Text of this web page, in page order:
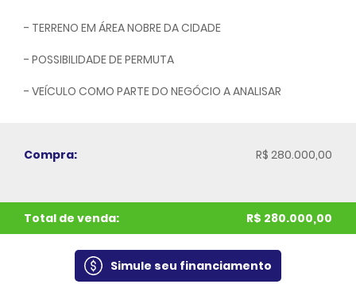
- TERRENO EM ÁREA NOBRE DA CIDADE
- POSSIBILIDADE DE PERMUTA
- VEÍCULO COMO PARTE DO NEGÓCIO A ANALISAR
Compra: R$ 280.000,00
Total de venda: R$ 280.000,00
Simule seu financiamento